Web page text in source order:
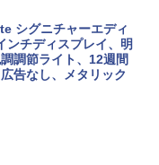
Air M5チップ搭載
ク：AIとApple Intell
チLiquid Retinaディ
ニファイドメモリ、1
ドナイト + 3年延長
ロブロックス | オン
ド - 1000 Robux 【限
！ 非エンジニアのた
入門シリーズ
くHTML & CSSとWe
シグニチャーエディ
ンチディスプレイ、明
調節ライト、12週間
告なし、メタリック